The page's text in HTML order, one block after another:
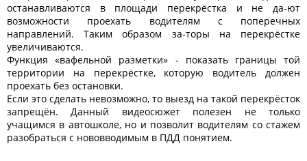
останавливаются в площади перекрёстка и не да-ют
возможности проехать водителям с поперечных
направлений. Таким образом за-торы на перекрёстке
увеличиваются.
Функция «вафельной разметки» - показать границы той
территории на перекрёстке, которую водитель должен
проехать без остановки.
Если это сделать невозможно, то выезд на такой перекрёсток
запрещён. Данный видеосюжет полезен не только
учащимся в автошколе, но и позволит водителям со стажем
разобраться с нововводимым в ПДД понятием.